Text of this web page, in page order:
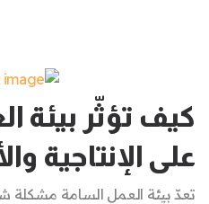
كيف تؤثّر بيئة
على الإنتاجية
تعدّ بيئة العمل السامة مشكلة